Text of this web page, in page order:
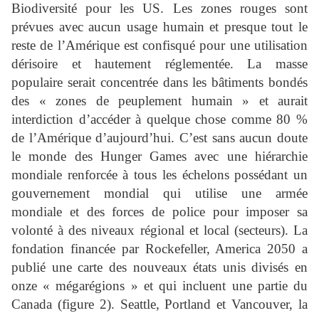
Biodiversité pour les US. Les zones rouges sont
prévues avec aucun usage humain et presque tout le
reste de l’Amérique est confisqué pour une utilisation
dérisoire et hautement réglementée. La masse
populaire serait concentrée dans les bâtiments bondés
des « zones de peuplement humain » et aurait
interdiction d’accéder à quelque chose comme 80 %
de l’Amérique d’aujourd’hui. C’est sans aucun doute
le monde des Hunger Games avec une hiérarchie
mondiale renforcée à tous les échelons possédant un
gouvernement mondial qui utilise une armée
mondiale et des forces de police pour imposer sa
volonté à des niveaux régional et local (secteurs). La
fondation financée par Rockefeller, America 2050 a
publié une carte des nouveaux états unis divisés en
onze « mégarégions » et qui incluent une partie du
Canada (figure 2). Seattle, Portland et Vancouver, la